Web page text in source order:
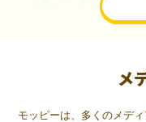
行や海外旅行を実現して
いつもの
（20代・女性
メ
モッピーは、多くのメデ